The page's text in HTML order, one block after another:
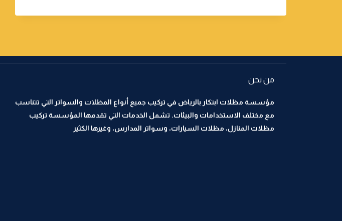
من نحن
مؤسسة مظلات ابتكار بالرياض في تركيب جميع أنواع المظلات والسواتر التي تتناسب
مع مختلف الاستخدامات والبيئات. تشمل الخدمات التي تقدمها المؤسسة تركيب
مظلات المنازل، مظلات السيارات، وسواتر المدارس، وغيرها الكثير